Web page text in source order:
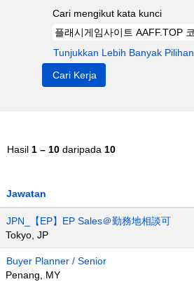
Cari mengikut kata kunci
Tunjukkan Lebih Banyak Pilihan
Hasil 1 – 10 daripada 10
Jawatan
JPN_【EP】EP Sales＠勤務地相談可
Tokyo, JP
Buyer Planner / Senior
Penang, MY